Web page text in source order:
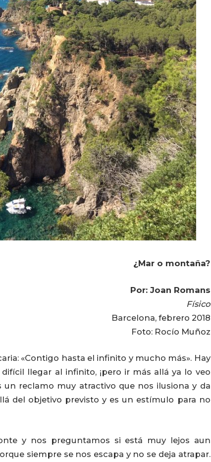
¿Mar o montaña?
Por: Joan Romans
Físico
Barcelona, febrero 2018
Foto: Rocío Muñoz
«Contigo hasta el infinito y mucho más». Hay
llegar al infinito, ¡pero ir más allá ya lo veo
un reclamo muy atractivo que nos ilusiona y da
del objetivo previsto y es un estímulo para no
y nos preguntamos si está muy lejos aun
siempre se nos escapa y no se deja atrapar.